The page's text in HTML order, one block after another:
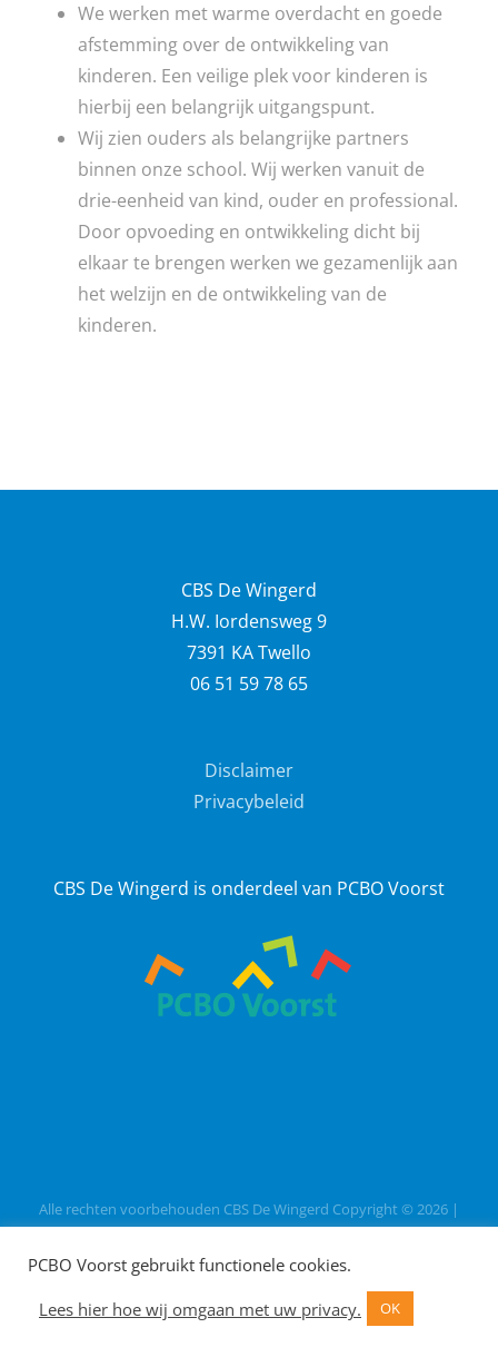
We werken met warme overdacht en goede
afstemming over de ontwikkeling van
kinderen. Een veilige plek voor kinderen is
hierbij een belangrijk uitgangspunt.
Wij zien ouders als belangrijke partners
binnen onze school. Wij werken vanuit de
drie-eenheid van kind, ouder en professional.
Door opvoeding en ontwikkeling dicht bij
elkaar te brengen werken we gezamenlijk aan
het welzijn en de ontwikkeling van de
kinderen.
CBS De Wingerd
H.W. Iordensweg 9
7391 KA Twello
06 51 59 78 65
Disclaimer
Privacybeleid
CBS De Wingerd is onderdeel van PCBO Voorst
Alle rechten voorbehouden CBS De Wingerd Copyright © 2026 |
FacebookInstagram
PCBO Voorst gebruikt functionele cookies.
Lees hier hoe wij omgaan met uw privacy.
OK